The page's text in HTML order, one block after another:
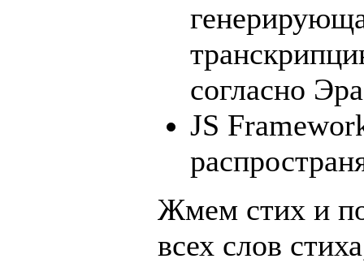
согласно
JS
Жмем стих и
всех слов